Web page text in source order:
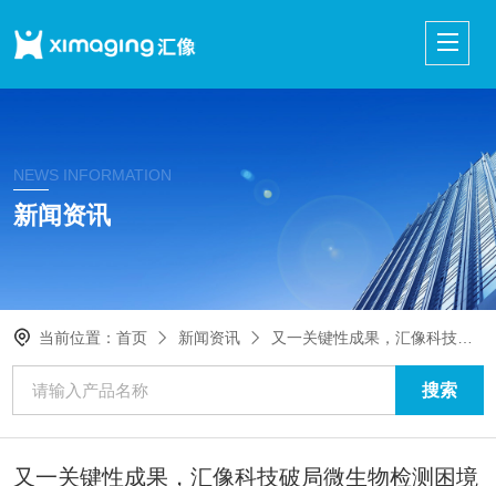
NEWS INFORMATION
新闻资讯
当前位置：首页 新闻资讯 又一关键性成果，汇像科技破局微生物检测困境
又一关键性成果，汇像科技破局微生物检测困境